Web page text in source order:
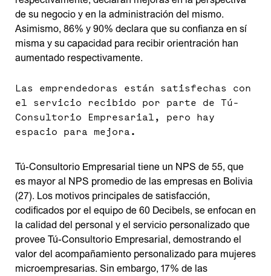
de su negocio y en la administración del mismo.
Asimismo, 86% y 90% declara que su confianza en sí
misma y su capacidad para recibir orientración han
aumentado respectivamente.
Las emprendedoras están satisfechas con
el servicio recibido por parte de Tú-
Consultorio Empresarial, pero hay
espacio para mejora.
Tú-Consultorio Empresarial tiene un NPS de 55, que
es mayor al NPS promedio de las empresas en Bolivia
(27). Los motivos principales de satisfacción,
codificados por el equipo de 60 Decibels, se enfocan en
la calidad del personal y el servicio personalizado que
provee Tú-Consultorio Empresarial, demostrando el
valor del acompañamiento personalizado para mujeres
microempresarias. Sin embargo, 17% de las